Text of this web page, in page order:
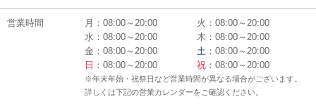
営業時間 月：08:00～20:00
火：08:00～20:00
水：08:00～20:00
木：08:00～20:00
金：08:00～20:00
土 ：08:00～20:00
日 ：08:00～20:00 祝 ：08:00～20:00
※年末年始・祝祭日など営業時間が異なる場合がございます。
詳しくは下記の営業カレンダーをご確認ください。